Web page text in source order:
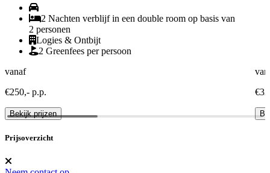
2 Nachten verblijf in een double room op basis van
2 personen
Logies & Ontbijt
2 Greenfees per persoon
vanaf
€250,- p.p.
Bekijk prijzen
Prijsoverzicht